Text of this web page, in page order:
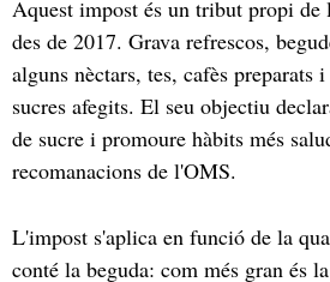
Aquest impost és un tribut propi
des de 2017. Grava refrescos,
alguns nèctars, tes, cafès preparats
sucres afegits. El seu objectiu
de sucre i promoure hàbits més
recomanacions de l'OMS.
L'impost s'aplica en funció de la
conté la beguda: com més gran és